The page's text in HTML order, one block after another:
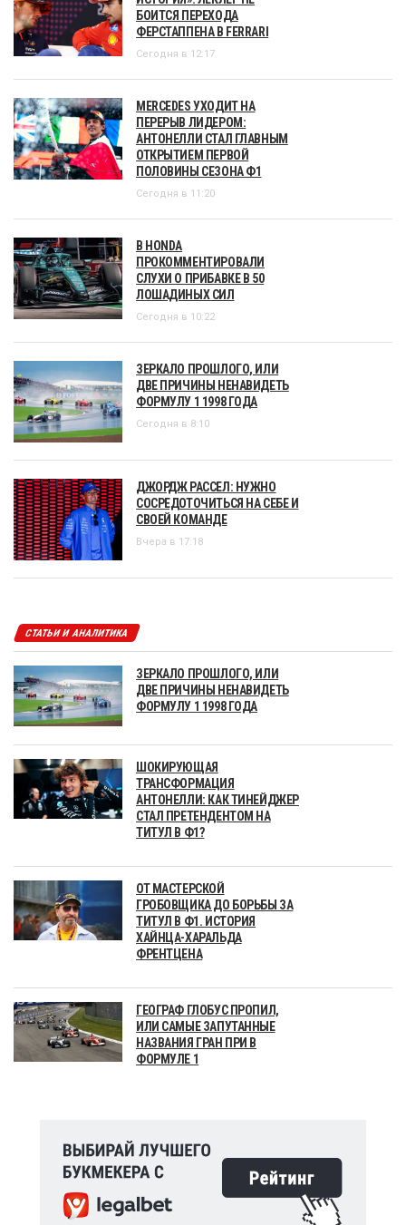
БОИТСЯ ПЕРЕХОДА
ФЕРСТАППЕНА В FERRARI
Сегодня в 12:17
MERCEDES УХОДИТ НА
ПЕРЕРЫВ ЛИДЕРОМ:
АНТОНЕЛЛИ СТАЛ ГЛАВНЫМ
ОТКРЫТИЕМ ПЕРВОЙ
ПОЛОВИНЫ СЕЗОНА Ф1
Сегодня в 11:20
В HONDA
ПРОКОММЕНТИРОВАЛИ
СЛУХИ О ПРИБАВКЕ В 50
ЛОШАДИНЫХ СИЛ
Сегодня в 10:22
ЗЕРКАЛО ПРОШЛОГО, ИЛИ
ДВЕ ПРИЧИНЫ НЕНАВИДЕТЬ
ФОРМУЛУ 1 1998 ГОДА
Сегодня в 8:10
ДЖОРДЖ РАССЕЛ: НУЖНО
СОСРЕДОТОЧИТЬСЯ НА СЕБЕ И
СВОЕЙ КОМАНДЕ
Вчера в 17:18
СТАТЬИ И АНАЛИТИКА
ЗЕРКАЛО ПРОШЛОГО, ИЛИ
ДВЕ ПРИЧИНЫ НЕНАВИДЕТЬ
ФОРМУЛУ 1 1998 ГОДА
ШОКИРУЮЩАЯ
ТРАНСФОРМАЦИЯ
АНТОНЕЛЛИ: КАК ТИНЕЙДЖЕР
СТАЛ ПРЕТЕНДЕНТОМ НА
ТИТУЛ В Ф1?
ОТ МАСТЕРСКОЙ
ГРОБОВЩИКА ДО БОРЬБЫ ЗА
ТИТУЛ В Ф1. ИСТОРИЯ
ХАЙНЦА-ХАРАЛЬДА
ФРЕНТЦЕНА
ГЕОГРАФ ГЛОБУС ПРОПИЛ,
ИЛИ САМЫЕ ЗАПУТАННЫЕ
НАЗВАНИЯ ГРАН ПРИ В
ФОРМУЛЕ 1